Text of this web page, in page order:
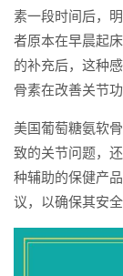
素一段时间后，
者原本在早晨起
的补充后，这种
骨素在改善关节
美国葡萄糖氨软
致的关节问题，
种辅助的保健产
议，以确保其安全